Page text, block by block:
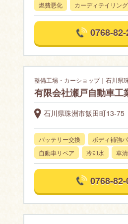
燃費悪化
カーディテイリング
0768-
整備工場・カーショップ｜石川県
有限会社瀬戸自動車工
石川県珠洲市飯田町13-75
バッテリー交換 ボディ補強
自動車リペア
冷却水 車
0768-